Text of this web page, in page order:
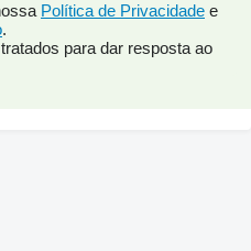
Política de Privacidade e
.
para dar resposta ao